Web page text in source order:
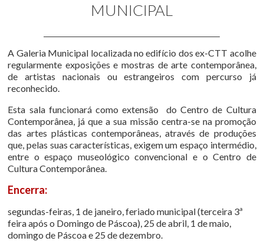
MUNICIPAL
A Galeria Municipal localizada no edifício dos ex-CTT acolhe
regularmente exposições e mostras de arte contemporânea,
de artistas nacionais ou estrangeiros com percurso já
reconhecido.
Esta sala funcionará como extensão do Centro de Cultura
Contemporânea, já que a sua missão centra-se na promoção
das artes plásticas contemporâneas, através de produções
que, pelas suas características, exigem um espaço intermédio,
entre o espaço museológico convencional e o Centro de
Cultura Contemporânea.
Encerra:
segundas-feiras, 1 de janeiro, feriado municipal (terceira 3ª
feira após o Domingo de Páscoa), 25 de abril, 1 de maio,
domingo de Páscoa e 25 de dezembro.